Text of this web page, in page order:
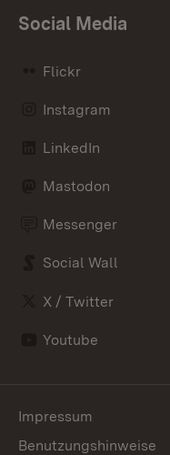
Social Media
Flickr
Instagram
LinkedIn
Mastodon
Messenger
Social Wall
X / Twitter
Youtube
Impressum
Benutzungshinweise